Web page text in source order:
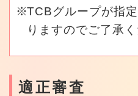
TCBグループが指
りますのでご了承く
適正審査